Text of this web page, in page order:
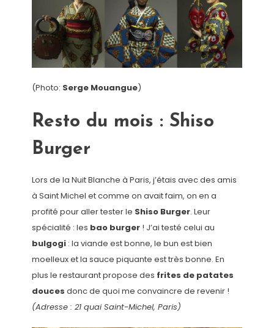
(Photo: Serge Mouangue)
Resto du mois : Shiso
Burger
Lors de la Nuit Blanche à Paris, j’étais avec des amis
à Saint Michel et comme on avait faim, on en a
profité pour aller tester le Shiso Burger. Leur
spécialité : les bao burger! J’ai testé celui au
bulgogi: la viande est bonne, le bun est bien
moelleux et la sauce piquante est très bonne. En
plus le restaurant propose des frites de patates
douces donc de quoi me convaincre de revenir !
(Adresse : 21 quai Saint-Michel, Paris)